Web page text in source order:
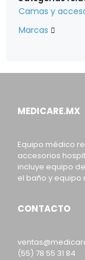
Camas y
Marcas 
MEDICARE.MX
Equipo médico
accesorios
incluye equipo
el baño y equipo
CONTACTO
(55) 78 55 31 84